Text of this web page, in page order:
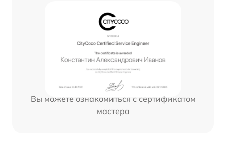
Вы можете ознакомиться с сертификатом
мастера